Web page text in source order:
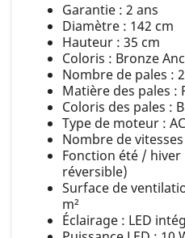
Garantie : 2 ans
Diamètre : 142 cm
Hauteur : 35 cm
Coloris : Bronze
Nombre de pales : 2
Matière des pales :
Coloris des pales :
Type de moteur : AC
Nombre de vitesses
Fonction été /
réversible)
Surface de
m²
Éclairage : LED